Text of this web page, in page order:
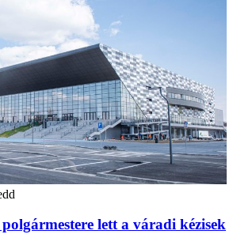
lett a váradi kézisek